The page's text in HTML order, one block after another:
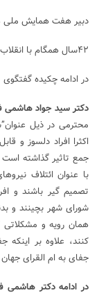
دبیر هفت همایش
۴۲سال همگام با انقلاب در صحنه های مختلف
در ادامه چکیده گفتگوی
دکتر سید جواد هاشمی
محترمی در ذیل
اکثرا افراد دلسوز و
جمع تاثیر گذاشته
با عنوان ائتلاف
تصمیم گیر باشند و
شورای شهر بچینند و
همان رویه و مشکلاتی
کنند، علاوه بر اینکه
جفای به ام القرای
در ادامه دکتر هاشمی